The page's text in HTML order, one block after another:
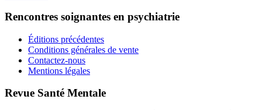
Rencontres soignantes en psychiatrie
Éditions précédentes
Conditions générales de vente
Contactez-nous
Mentions légales
Revue Santé Mentale